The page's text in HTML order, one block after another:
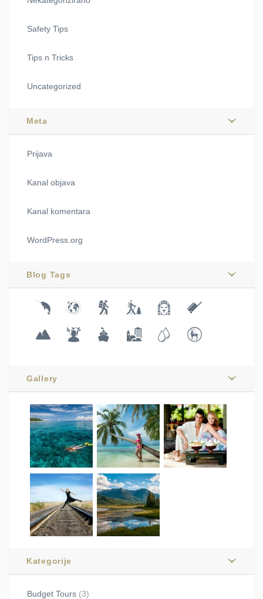
Safety Tips
Tips n Tricks
Uncategorized
Meta
Prijava
Kanal objava
Kanal komentara
WordPress.org
Blog Tags
Gallery
Kategorije
Budget Tours (3)